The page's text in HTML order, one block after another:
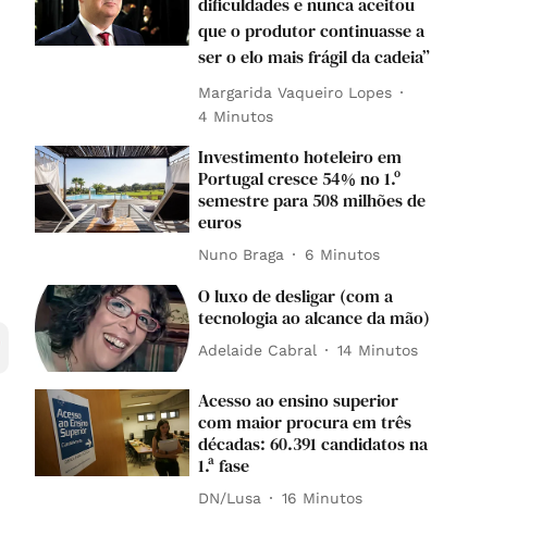
que o produtor continuasse a
ser o elo mais frágil da cadeia”
Margarida Vaqueiro Lopes
4 Minutos
Investimento hoteleiro em
Portugal cresce 54% no 1.º
semestre para 508 milhões de
euros
Nuno Braga 6 Minutos
O luxo de desligar (com a
tecnologia ao alcance da mão)
Adelaide Cabral 14 Minutos
Acesso ao ensino superior
com maior procura em três
décadas: 60.391 candidatos na
1.ª fase
DN/Lusa 16 Minutos